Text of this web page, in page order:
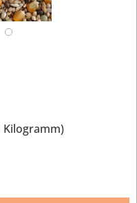
Kilogramm)